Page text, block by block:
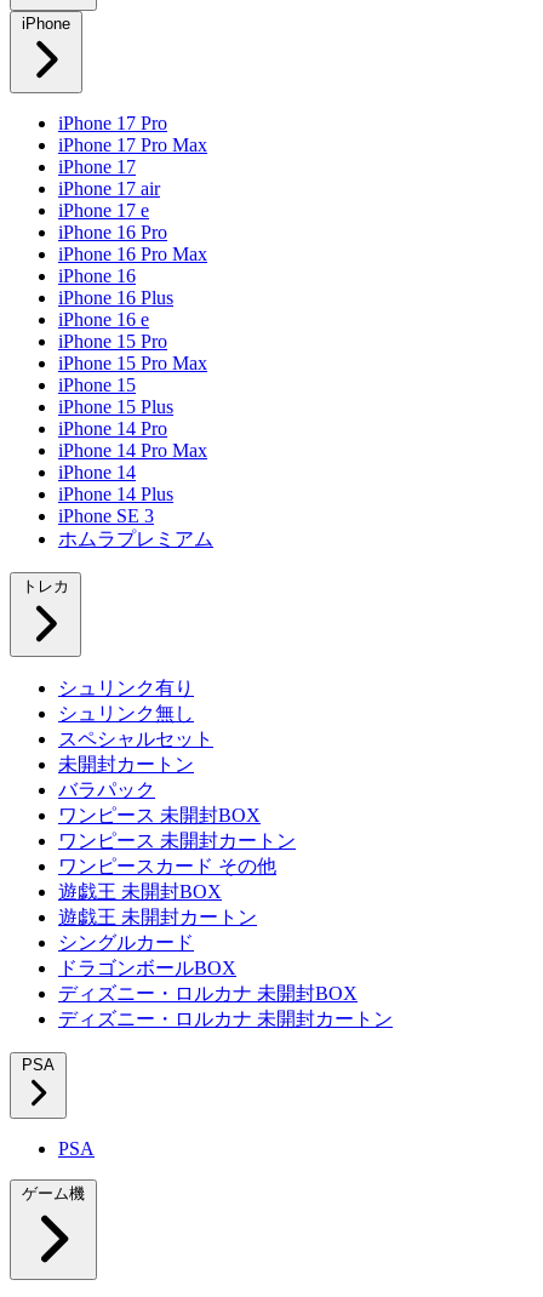
iPhone
iPhone 17 Pro
iPhone 17 Pro Max
iPhone 17
iPhone 17 air
iPhone 17 e
iPhone 16 Pro
iPhone 16 Pro Max
iPhone 16
iPhone 16 Plus
iPhone 16 e
iPhone 15 Pro
iPhone 15 Pro Max
iPhone 15
iPhone 15 Plus
iPhone 14 Pro
iPhone 14 Pro Max
iPhone 14
iPhone 14 Plus
iPhone SE 3
ホムラプレミアム
トレカ
シュリンク有り
シュリンク無し
スペシャルセット
未開封カートン
バラパック
ワンピース 未開封BOX
ワンピース 未開封カートン
ワンピースカード その他
遊戯王 未開封BOX
遊戯王 未開封カートン
シングルカード
ドラゴンボールBOX
ディズニー・ロルカナ 未開封BOX
ディズニー・ロルカナ 未開封カートン
PSA
PSA
ゲーム機